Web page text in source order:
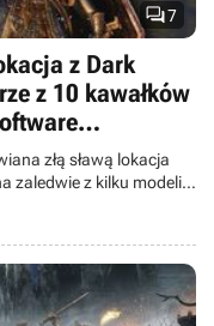
7
z Dark
z 10 kawałków
złą sławą lokacja
zaledwie z kilku modeli